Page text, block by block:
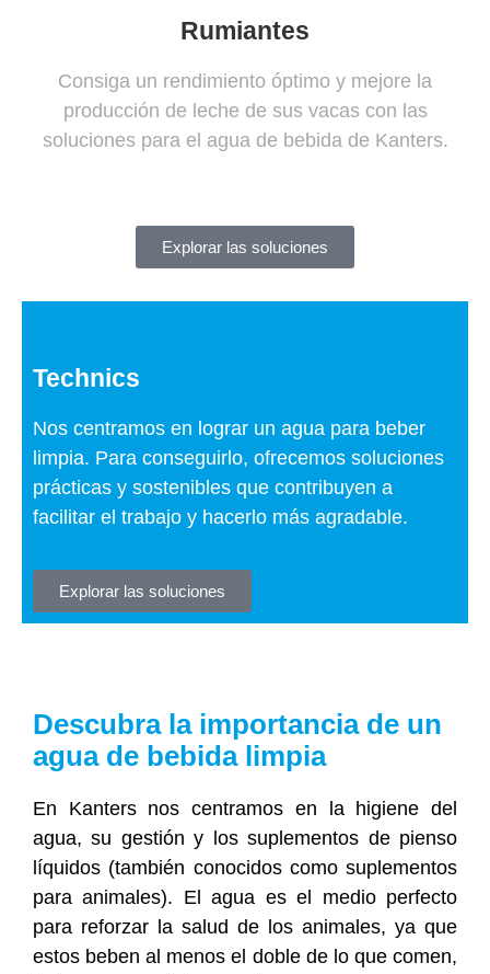
Rumiantes
Consiga un rendimiento óptimo y mejore la
producción de leche de sus vacas con las
soluciones para el agua de bebida de Kanters.
Explorar las soluciones
Technics
Nos centramos en lograr un agua para beber
limpia. Para conseguirlo, ofrecemos soluciones
prácticas y sostenibles que contribuyen a
facilitar el trabajo y hacerlo más agradable.
Explorar las soluciones
Descubra la importancia de un
agua de bebida limpia
En Kanters nos centramos en la higiene del
agua, su gestión y los suplementos de pienso
líquidos (también conocidos como suplementos
para animales). El agua es el medio perfecto
para reforzar la salud de los animales, ya que
estos beben al menos el doble de lo que comen,